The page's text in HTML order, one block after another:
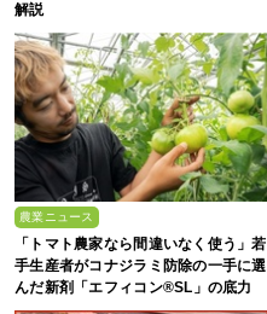
解説
農業ニュース
「トマト農家なら間違いなく使う」若
手生産者がコナジラミ防除の一手に選
んだ新剤「エフィコン®SL」の底力